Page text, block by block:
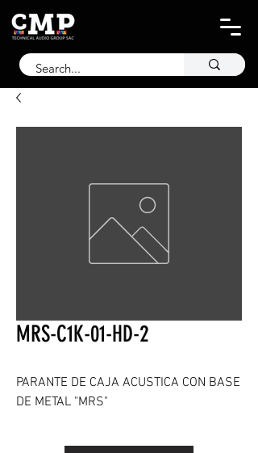
MRS-C1K-01-HD-2
PARANTE DE CAJA ACUSTICA CON BASE
DE METAL "MRS"